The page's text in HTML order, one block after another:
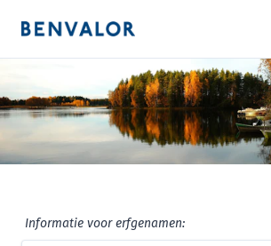
Infor­ma­tie voor erfgenamen: